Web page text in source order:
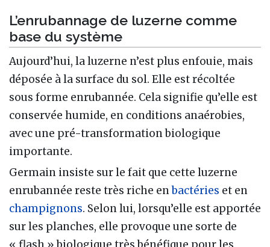
L’enrubannage de luzerne comme
base du système
Aujourd’hui, la luzerne n’est plus enfouie, mais
déposée à la surface du sol. Elle est récoltée
sous forme enrubannée. Cela signifie qu’elle est
conservée humide, en conditions anaérobies,
avec une pré-transformation biologique
importante.
Germain insiste sur le fait que cette luzerne
enrubannée reste très riche enbactéries et en
champignons. Selon lui, lorsqu’elle est apportée
sur les planches, elle provoque une sorte de